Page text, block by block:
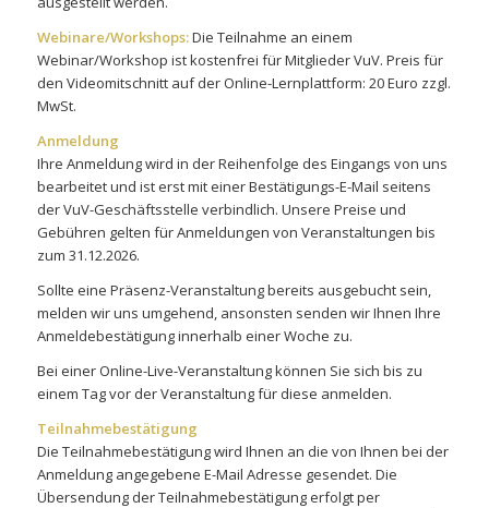
Webinare/Workshops:Die Teilnahme an einem
Webinar/Workshop ist kostenfrei für Mitglieder VuV. Preis für
den Videomitschnitt auf der Online-Lernplattform: 20 Euro zzgl.
MwSt.
Anmeldung
Ihre Anmeldung wird in der Reihenfolge des Eingangs von uns
bearbeitet und ist erst mit einer Bestätigungs-E-Mail seitens
der VuV-Geschäftsstelle verbindlich. Unsere Preise und
Gebühren gelten für Anmeldungen von Veranstaltungen bis
zum 31.12.2026.
Sollte eine Präsenz-Veranstaltung bereits ausgebucht sein,
melden wir uns umgehend, ansonsten senden wir Ihnen Ihre
Anmeldebestätigung innerhalb einer Woche zu.
Bei einer Online-Live-Veranstaltung können Sie sich bis zu
einem Tag vor der Veranstaltung für diese anmelden.
Teilnahmebestätigung
Die Teilnahmebestätigung wird Ihnen an die von Ihnen bei der
Anmeldung angegebene E-Mail Adresse gesendet. Die
Übersendung der Teilnahmebestätigung erfolgt per